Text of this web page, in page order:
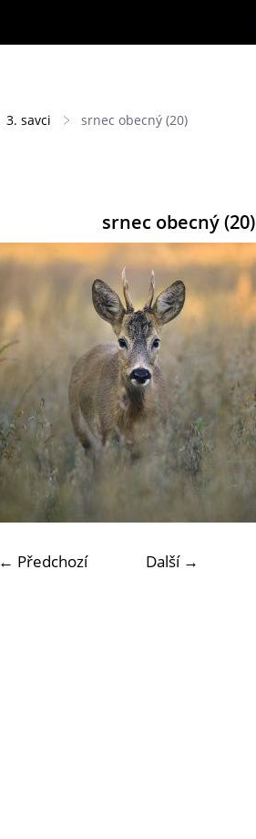
3. savci srnec obecný (20)
srnec obecný (20)
← Předchozí Další →